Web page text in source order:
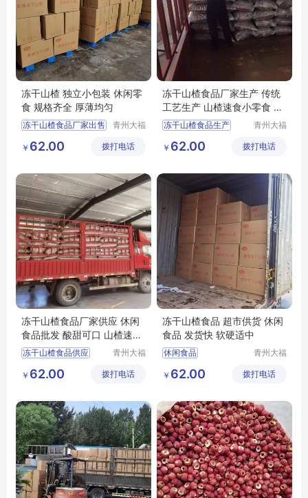
冻干山楂 独立小包装 休闲零
食 规格齐全 厚薄均匀
冻干山楂食品厂家出售
冻干山楂食品出售
冻干山楂食品供应
青州大福
展有限公
￥ 62.00 拨打电话
冻干山楂食品厂家生产 传统
工艺生产 山楂速食小零食 休
闲食品批发
冻干山楂食品生产
冻干山楂制品生产厂家
冻干山楂食品厂家供应
青州大福
展有限公
￥ 62.00 拨打电话
冻干山楂食品厂家供应 休闲
食品批发 酸甜可口 山楂速食
小零食
冻干山楂食品供应
休闲食品批发
冻干山楂食品生产
青州大福
展有限公
￥ 62.00 拨打电话
冻干山楂食品 超市供货 休闲
食品 发货快 软硬适中
休闲食品
冻干山楂制品出售
冻干山楂厂家
青州大福
展有限公
￥ 62.00 拨打电话